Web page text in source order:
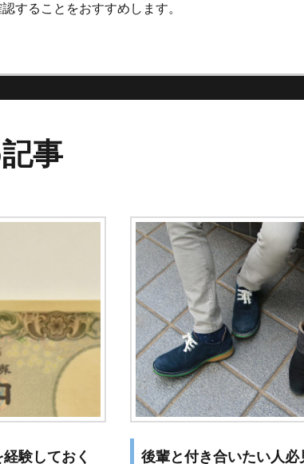
することをおすすめします。
事
験しておく 後輩と付き合いたい人必